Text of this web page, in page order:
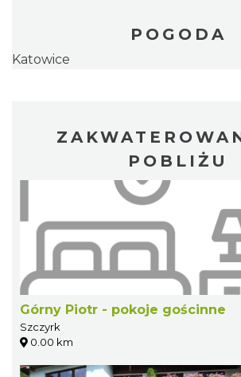
POGODA
Katowice
POBLIŻU
Górny Piotr - pokoje gościnne
Szczyrk
0.00 km